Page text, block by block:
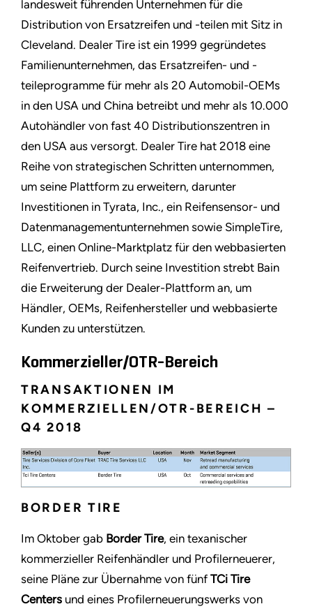
landesweit führenden Unternehmen für die
Distribution von Ersatzreifen und -teilen mit Sitz in
Cleveland. Dealer Tire ist ein 1999 gegründetes
Familienunternehmen, das Ersatzreifen- und -
teileprogramme für mehr als 20 Automobil-OEMs
in den USA und China betreibt und mehr als 10.000
Autohändler von fast 40 Distributionszentren in
den USA aus versorgt. Dealer Tire hat 2018 eine
Reihe von strategischen Schritten unternommen,
um seine Plattform zu erweitern, darunter
Investitionen in Tyrata, Inc., ein Reifensensor- und
Datenmanagementunternehmen sowie SimpleTire,
LLC, einen Online-Marktplatz für den webbasierten
Reifenvertrieb. Durch seine Investition strebt Bain
die Erweiterung der Dealer-Plattform an, um
Händler, OEMs, Reifenhersteller und webbasierte
Kunden zu unterstützen.
Kommerzieller/OTR-Bereich
TRANSAKTIONEN IM
KOMMERZIELLEN/OTR-BEREICH –
Q4 2018
BORDER TIRE
Im Oktober gab Border Tire, ein texanischer
kommerzieller Reifenhändler und Profilerneuerer,
seine Pläne zur Übernahme von fünf TCi Tire
Centers und eines Profilerneuerungswerks von